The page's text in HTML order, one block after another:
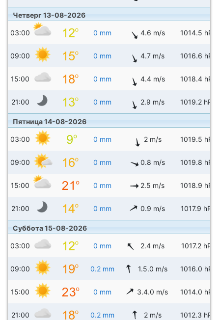
Четверг 13-08-2026
03:00 0 mm 4.6 m/s 1014.5 hPa
09:00 0 mm 4.7 m/s 1016.6 hPa
15:00 0 mm 4.4 m/s 1018.4 hPa
21:00 0 mm 2.9 m/s 1019.2 hPa
Пятница 14-08-2026
03:00 0 mm 2 m/s 1019.5 hPa
09:00 0 mm 0.8 m/s 1019.8 hPa
15:00 0 mm 2.5 m/s 1018.9 hPa
21:00 0 mm 0.9 m/s 1017.9 hPa
Суббота 15-08-2026
03:00 0 mm 2.4 m/s 1017.2 hPa
09:00 0.2 mm 1.5.0 m/s 1016.0 hPa
15:00 0 mm 3.4.0 m/s 1014.0 hPa
21:00 0.2 mm 2 m/s 1012.3 hPa